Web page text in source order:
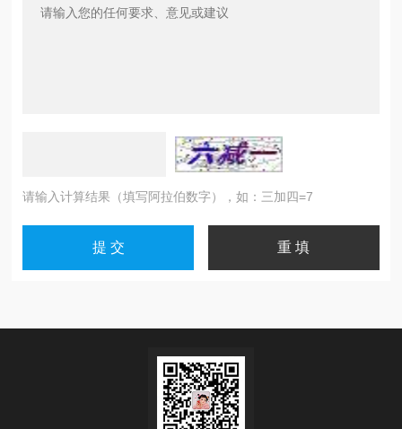
请输入计算结果（填写阿拉伯数字），如：三加四=7